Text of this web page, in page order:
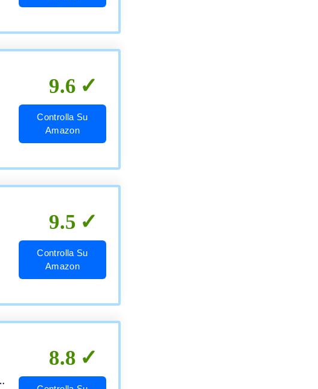
9.6
Controlla Su
Amazon
9.5
Controlla Su
Amazon
8.8